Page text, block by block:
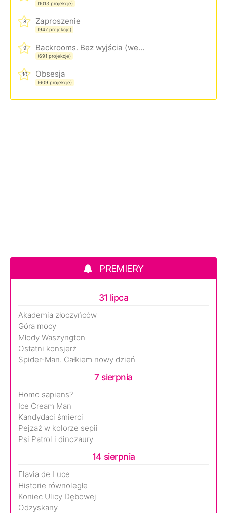
(1013 projekcje)
8 Zaproszenie
(947 projekcje)
9 Backrooms. Bez wyjścia (wersja rozszerzona)
(691 projekcje)
10 Obsesja
(609 projekcje)
PREMIERY
31 lipca
Akademia złoczyńców
Góra mocy
Młody Waszyngton
Ostatni konsjerż
Spider-Man. Całkiem nowy dzień
7 sierpnia
Homo sapiens?
Ice Cream Man
Kandydaci śmierci
Pejzaż w kolorze sepii
Psi Patrol i dinozaury
14 sierpnia
Flavia de Luce
Historie równoległe
Koniec Ulicy Dębowej
Odzyskany